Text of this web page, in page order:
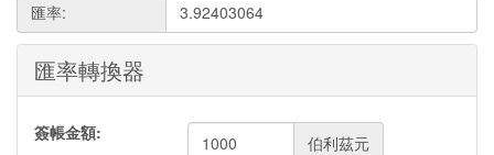
匯率: 3.92403064
匯率轉換器
簽帳金額:
伯利茲元